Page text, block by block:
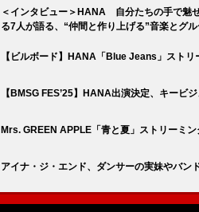
＜インタビュー＞HANA 自分たちの手で
る7人が語る、“仲間と作り上げる”音楽とグ
【ビルボード】HANA「Blue Jeans」スト
【BMSG FES’25】HANA出演決定、キービ
Mrs. GREEN APPLE「青と夏」ストリーミ
アイナ・ジ・エンド、ダンサーの実妹やバン